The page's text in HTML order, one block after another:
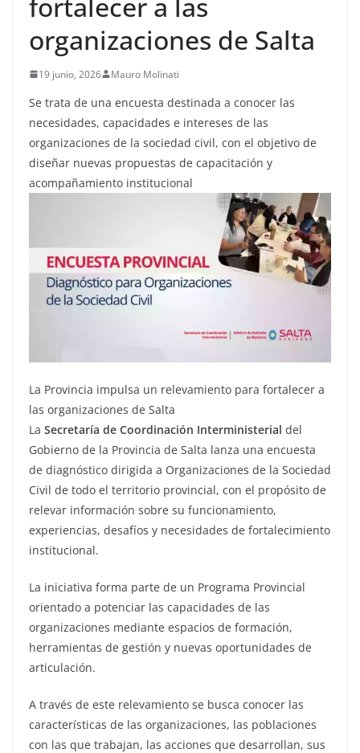
organizaciones de Salta
19 junio, 2026 Mauro Molinati
Se trata de una encuesta destinada a conocer las
necesidades, capacidades e intereses de las
organizaciones de la sociedad civil, con el objetivo de
diseñar nuevas propuestas de capacitación y
acompañamiento institucional
La Provincia impulsa un relevamiento para fortalecer a
las organizaciones de Salta
La Secretaría de Coordinación Interministerial del
Gobierno de la Provincia de Salta lanza una encuesta
de diagnóstico dirigida a Organizaciones de la Sociedad
Civil de todo el territorio provincial, con el propósito de
relevar información sobre su funcionamiento,
experiencias, desafíos y necesidades de fortalecimiento
institucional.
La iniciativa forma parte de un Programa Provincial
orientado a potenciar las capacidades de las
organizaciones mediante espacios de formación,
herramientas de gestión y nuevas oportunidades de
articulación.
A través de este relevamiento se busca conocer las
características de las organizaciones, las poblaciones
con las que trabajan, las acciones que desarrollan, sus